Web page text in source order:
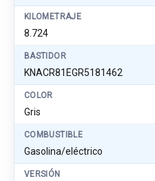
KILOMETRAJE
8.724
BASTIDOR
KNACR81EGR5181462
COLOR
Gris
COMBUSTIBLE
Gasolina/eléctrico
VERSIÓN